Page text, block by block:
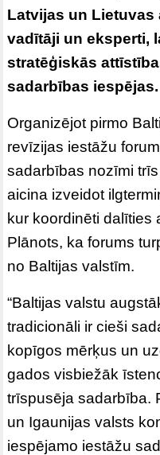
Latvijas un Lietuvas
vadītāji un eksperti,
stratēģiskās
sadarbības iespējas.
Organizējot pirmo
revīzijas iestāžu
sadarbības nozīmi
aicina izveidot
kur koordinēti dalīties
Plānots, ka forums
no Baltijas valstīm.
“Baltijas valstu
tradicionāli ir cieši
kopīgos mērķus un
gados visbiežāk
trīspusēja sadarbība.
un Igaunijas valsts
iespējamo iestāžu